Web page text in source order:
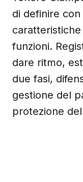
di definire
funzioni.
dare ritmo,
due fasi,
gestione del
protezione